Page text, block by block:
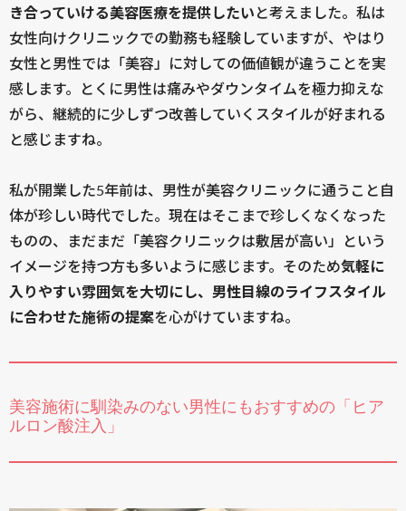
き合っていける美容医療を提供したい と考えました。私は
女性向けクリニックでの勤務も経験していますが、やはり
女性と男性では「美容」に対しての価値観が違うことを実
感します。とくに男性は痛みやダウンタイムを極力抑えな
がら、継続的に少しずつ改善していくスタイルが好まれる
と感じますね。
私が開業した5年前は、男性が美容クリニックに通うこと自
体が珍しい時代でした。現在はそこまで珍しくなくなった
ものの、まだまだ「美容クリニックは敷居が高い」という
イメージを持つ方も多いように感じます。そのため気軽に
入りやすい雰囲気を大切にし、男性目線のライフスタイル
に合わせた施術の提案を心がけていますね。
美容施術に馴染みのない男性にもおすすめの「ヒア
ルロン酸注入」